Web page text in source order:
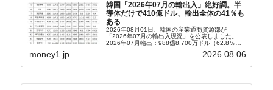
韓国「2026年07月の輸出入」絶好調。半
導体だけで410億ドル、輸出全体の41％も
ある
2026年08月01日、韓国の産業通商資源部が
「2026年07月の輸出入現況」を公表しました。
2026年07月輸出：988億8,700万ドル（62.8％）
money1.jp 2026.08.06